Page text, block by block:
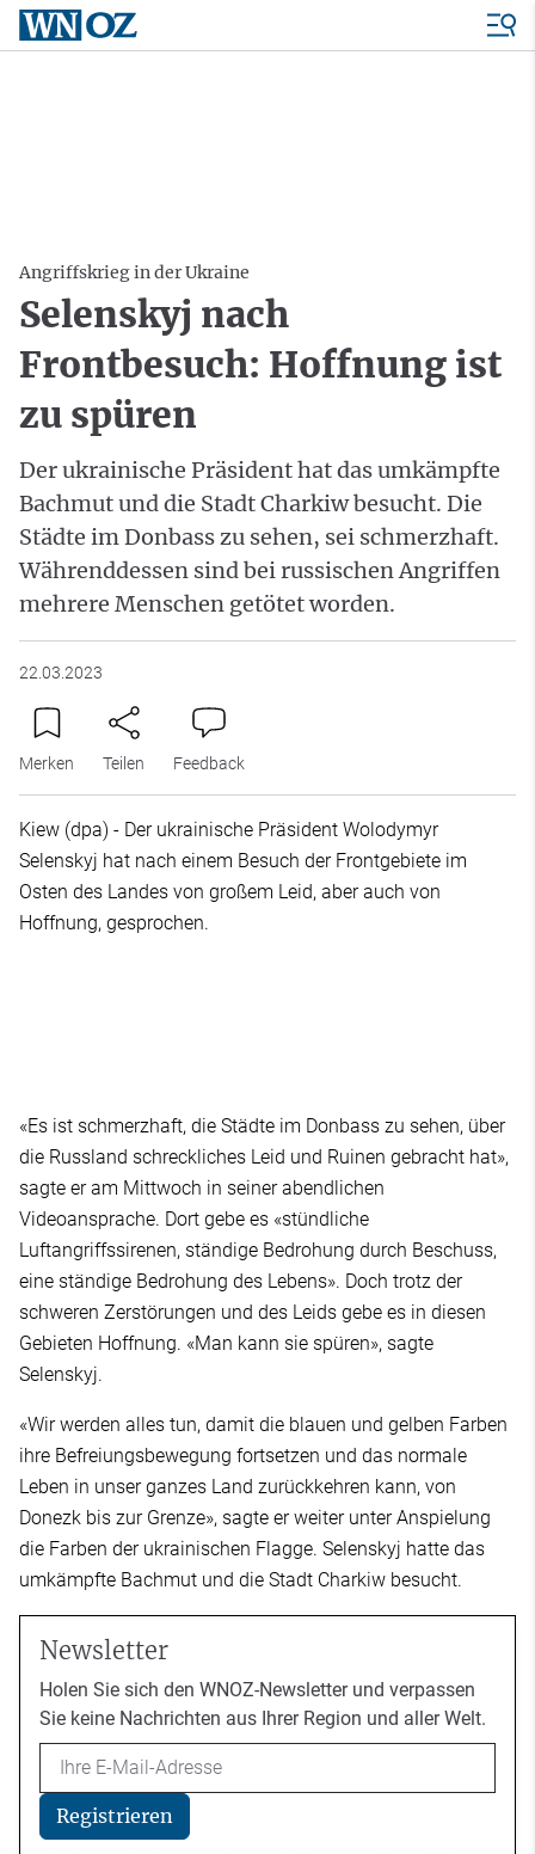
Angriffskrieg in der Ukraine
Selenskyj nach
Frontbesuch: Hoffnung ist
zu spüren
Der ukrainische Präsident hat das umkämpfte
Bachmut und die Stadt Charkiw besucht. Die
Städte im Donbass zu sehen, sei schmerzhaft.
Währenddessen sind bei russischen Angriffen
mehrere Menschen getötet worden.
22.03.2023
Merken Teilen Feedback
Kiew (dpa) - Der ukrainische Präsident Wolodymyr
Selenskyj hat nach einem Besuch der Frontgebiete im
Osten des Landes von großem Leid, aber auch von
Hoffnung, gesprochen.
«Es ist schmerzhaft, die Städte im Donbass zu sehen, über
die Russland schreckliches Leid und Ruinen gebracht hat»,
sagte er am Mittwoch in seiner abendlichen
Videoansprache. Dort gebe es «stündliche
Luftangriffssirenen, ständige Bedrohung durch Beschuss,
eine ständige Bedrohung des Lebens». Doch trotz der
schweren Zerstörungen und des Leids gebe es in diesen
Gebieten Hoffnung. «Man kann sie spüren», sagte
Selenskyj.
«Wir werden alles tun, damit die blauen und gelben Farben
ihre Befreiungsbewegung fortsetzen und das normale
Leben in unser ganzes Land zurückkehren kann, von
Donezk bis zur Grenze», sagte er weiter unter Anspielung
die Farben der ukrainischen Flagge. Selenskyj hatte das
umkämpfte Bachmut und die Stadt Charkiw besucht.
Newsletter
Holen Sie sich den WNOZ-Newsletter und verpassen
Sie keine Nachrichten aus Ihrer Region und aller Welt.
Email
Registrieren